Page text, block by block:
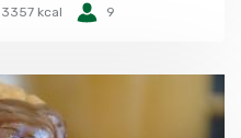
3357 kcal 9